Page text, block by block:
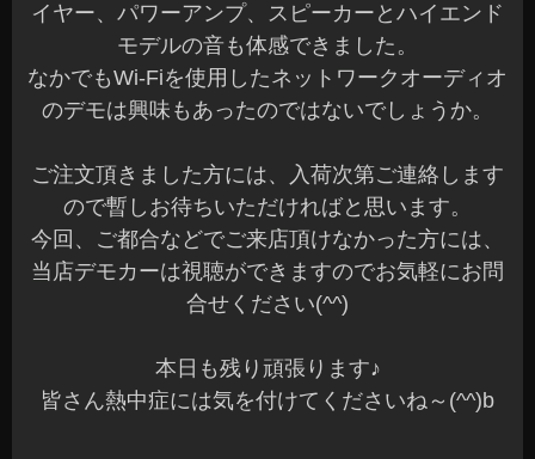
イヤー、パワーアンプ、スピーカーとハイエンド
モデルの音も体感できました。
なかでもWi-Fiを使用したネットワークオーディオ
のデモは興味もあったのではないでしょうか。
ご注文頂きました方には、入荷次第ご連絡します
ので暫しお待ちいただければと思います。
今回、ご都合などでご来店頂けなかった方には、
当店デモカーは視聴ができますのでお気軽にお問
合せください(^^)
本日も残り頑張ります♪
皆さん熱中症には気を付けてくださいね～(^^)b